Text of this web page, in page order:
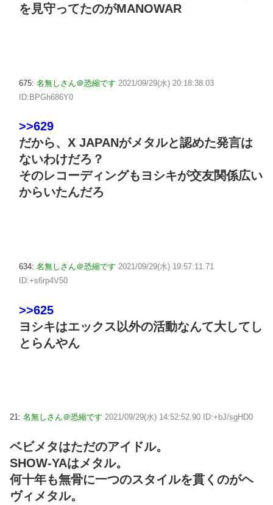
を見守ってたのがMANOWAR
675: 名無しさん＠恐縮です 2021/09/29(水) 20:18:38.03
ID:BPGh686Y0
>>629
だから、X JAPANがメタルと認めた発言は
ないわけだろ？
そのレコーディングもヨシキが交友関係広い
からいたんだろ
634: 名無しさん＠恐縮です 2021/09/29(水) 19:57:11.71
ID:+s6rp4V50
>>625
ヨシキはエックス以外の活動なんて大してし
とらんやん
21: 名無しさん＠恐縮です 2021/09/29(水) 14:52:52.90 ID:+bJ/sgHD0
ベビメタはただのアイドル。
SHOW-YAはメタル。
何十年も無骨に一つのスタイルを貫くのがヘ
ヴィメタル。